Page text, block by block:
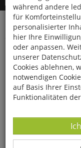
Startseite Bücher
während andere
für
personalisierter
hier Ihre
oder anpassen.
unserer
Cookies ablehnen,
notwendigen
auf Basis Ihrer
Funktionalitäten